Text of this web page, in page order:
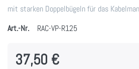
mit starken Doppelbügeln für das
Art.-Nr.
RAC-VP-R125
37,50 €